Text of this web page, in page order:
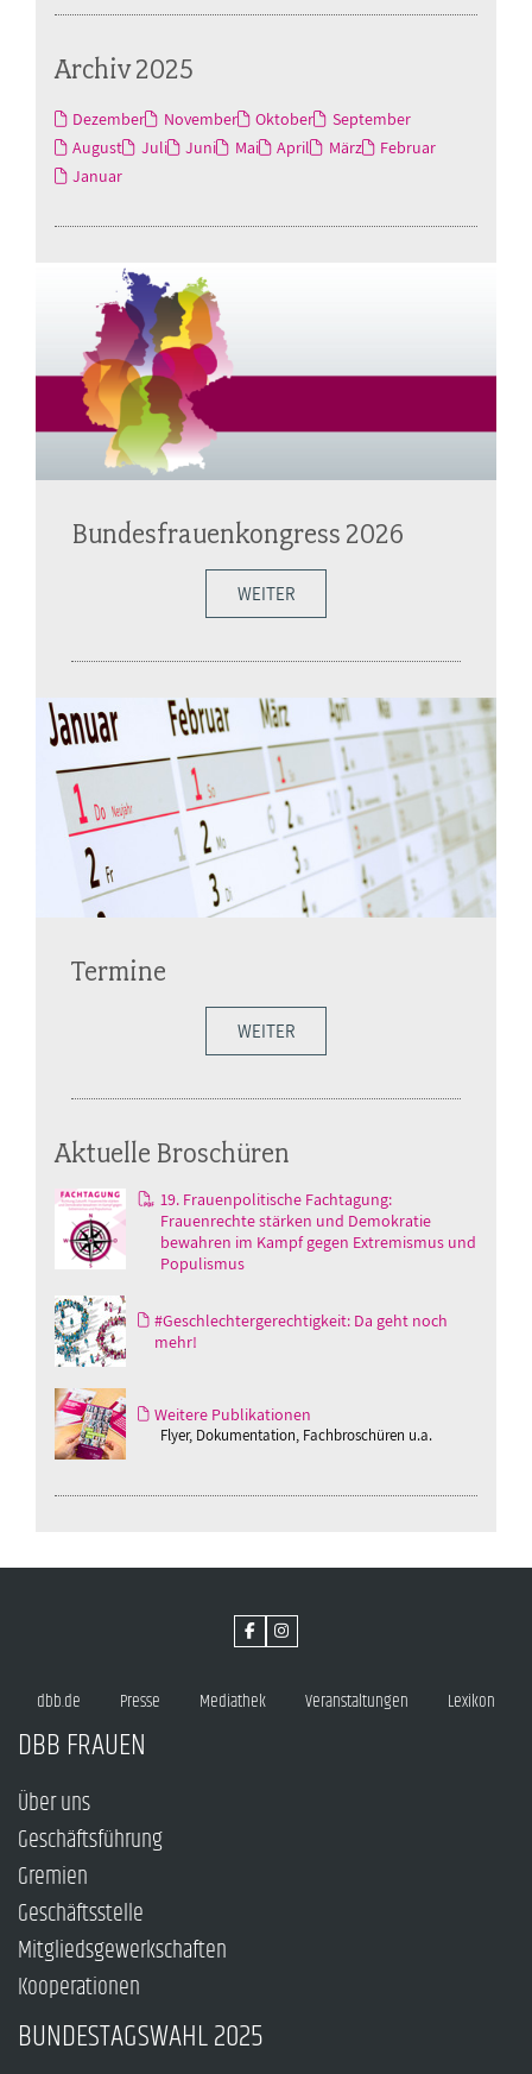
Archiv 2025
Dezember November Oktober
September
August
Juli Juni Mai April März
Februar
Januar
Bundesfrauenkongress 2026
WEITER
Termine
WEITER
Aktuelle Broschüren
19. Frauenpolitische Fachtagung:
Frauenrechte stärken und Demokratie
bewahren im Kampf gegen Extremismus und
Populismus
#Geschlechtergerechtigkeit: Da geht noch
mehr!
Weitere Publikationen
Flyer, Dokumentation, Fachbroschüren u.a.
dbb.de Presse Mediathek Veranstaltungen Lexikon
DBB FRAUEN
Über uns
Geschäftsführung
Gremien
Geschäftsstelle
Mitgliedsgewerkschaften
Kooperationen
BUNDESTAGSWAHL 2025